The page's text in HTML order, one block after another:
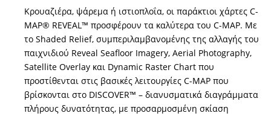
€240,00.
Κρουαζιέρα, ψάρεμα ή ιστιοπλοΐα, οι παράκτιοι χάρτες C-
MAP® REVEAL™ προσφέρουν τα καλύτερα του C-MAP. Με
το Shaded Relief, συμπεριλαμβανομένης της αλλαγής του
παιχνιδιού Reveal Seafloor Imagery, Aerial Photography,
Satellite Overlay και Dynamic Raster Chart που
προστίθενται στις βασικές λειτουργίες C-MAP που
βρίσκονται στο DISCOVER™ – διανυσματικά διαγράμματα
πλήρους δυνατότητας, με προσαρμοσμένη σκίαση